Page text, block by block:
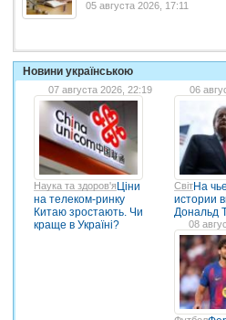
05 августа 2026, 17:11
Новини українською
07 августа 2026, 22:19
Наука та здоров'я Ціни
на телеком-ринку
Китаю зростають. Чи
краще в Україні?
06
СвітНа
истории
Дональд
08